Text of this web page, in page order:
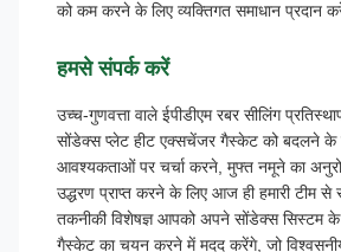
को कम करने के लिए व्यक्तिगत समाधान प्रदान
हमसे संपर्क करें
उच्च-गुणवत्ता वाले ईपीडीएम रबर सीलिंग
सोंडेक्स प्लेट हीट एक्सचेंजर गैस्केट को बदलने के
आवश्यकताओं पर चर्चा करने, मुफ्त नमूने का
उद्धरण प्राप्त करने के लिए आज ही हमारी टीम से
तकनीकी विशेषज्ञ आपको अपने सोंडेक्स सिस्टम के
गैस्केट का चयन करने में मदद करेंगे, जो